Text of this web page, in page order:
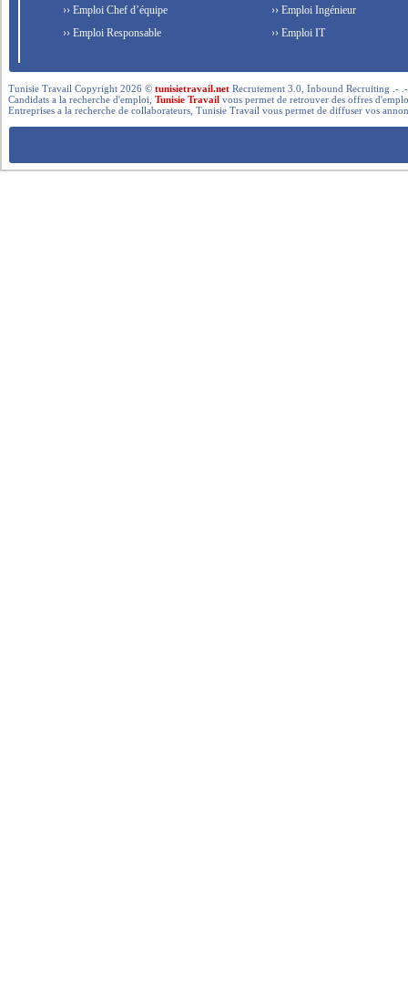
›› Emploi Chef d’équipe
›› Emploi Responsable
›› Emploi Ingénieur
›› Emploi IT
Tunisie Travail Copyright 2026 ©tunisietravail.net Recrutement 3.0, Inbound Recruiting .-
Candidats a la recherche d'emploi,Tunisie Travail vous permet de retrouver des offres
Entreprises a la recherche de collaborateurs, Tunisie Travail vous permet de diffuser vos